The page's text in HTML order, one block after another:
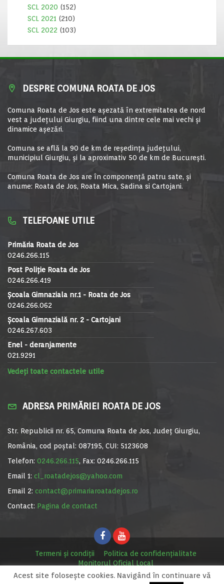
SCL 2020 (152)
SCL 2021 (210)
SCL 2022 (103)
DESPRE COMUNA ROATA DE JOS
Comuna Roata de Jos este aşezată în extremitatea de nord
vest a judeţului Giurgiu, fiind una dintre cele mai vechi şi
dinamice aşezări.
Comuna se află la 90 de km de reşedinţa judeţului,
municipiul Giurgiu, şi la aproximativ 50 de km de Bucureşti.
Comuna Roata de Jos are în componență patru sate, și
anume: Roata de Jos, Roata Mica, Sadina si Cartojani.
TELEFOANE UTILE
Primăria Roata de Jos
0246.266.115
Post Poliție Roata de Jos
0246.266.419
Școala Gimnaziala nr.1 - Roata de Jos
0246.266.062
Școala Gimnazială nr. 2 - Cartojani
0246.267.603
Enel - deranjamente
021.9291
Vedeți toate contactele utile
ADRESA PRIMĂRIEI ROATA DE JOS
Str. Republicii nr. 65, Comuna Roata de Jos, Județ Giurgiu,
România, cod poștal: 087195, CUI: 5123608
Telefon: 0246.266.115, Fax: 0246.266.115
Email 1: cl_roatadejos@yahoo.com
Email 2: contact@primariaroatadejos.ro
Contact: Pagina de contact
Termeni și condiții
Politica de confidențialitate
Monitorul Oficial Local
© Primăria Roata de Jos, 2020. Site realizat de MediaDigi.ro
Acest site foloseşte cookies. Navigând în continuare vă